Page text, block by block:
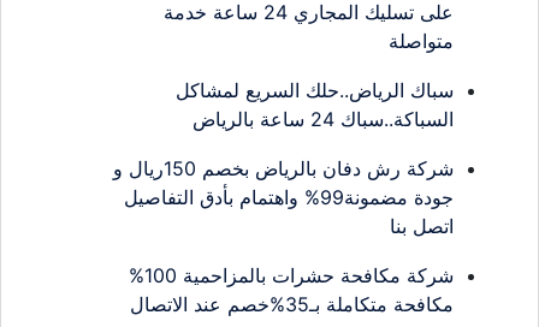
على تسليك المجاري 24 ساعة خدمة
متواصلة
سباك الرياض..حلك السريع لمشاكل
السباكة..سباك 24 ساعة بالرياض
شركة رش دفان بالرياض بخصم 150ريال و
جودة مضمونة99% واهتمام بأدق التفاصيل
اتصل بنا
شركة مكافحة حشرات بالمزاحمية 100%
مكافحة متكاملة بـ35%خصم عند الاتصال